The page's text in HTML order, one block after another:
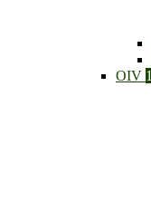
OIV 1